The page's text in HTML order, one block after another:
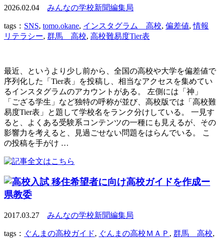
2026.02.04 みんなの学校新聞編集局
tags： SNS, tomo.okane, インスタグラム 高校, 偏差値,情報
リテラシー, 群馬 高校, 高校難易度Tier表
最近、というより少し前から、全国の高校や大学を偏差値で
序列化した「Tier表」を投稿し、相当なアクセスを集めてい
るインスタグラムのアカウントがある。 左側には「神」
「ござる学生」など独特の呼称が並び、高校版では「高校難
易度Tier表」と題して学校名をランク分けしている。 一見す
ると、よくある受験系コンテンツの一種にも見えるが、その
影響力を考えると、見過ごせない問題をはらんでいる。 こ
の投稿を手がけ …
移住希望者に向け高校ガイドを作成ー
県教委
2017.03.27 みんなの学校新聞編集局
tags： ぐんまの高校ガイド, ぐんまの高校ＭＡＰ , 群馬 高校,